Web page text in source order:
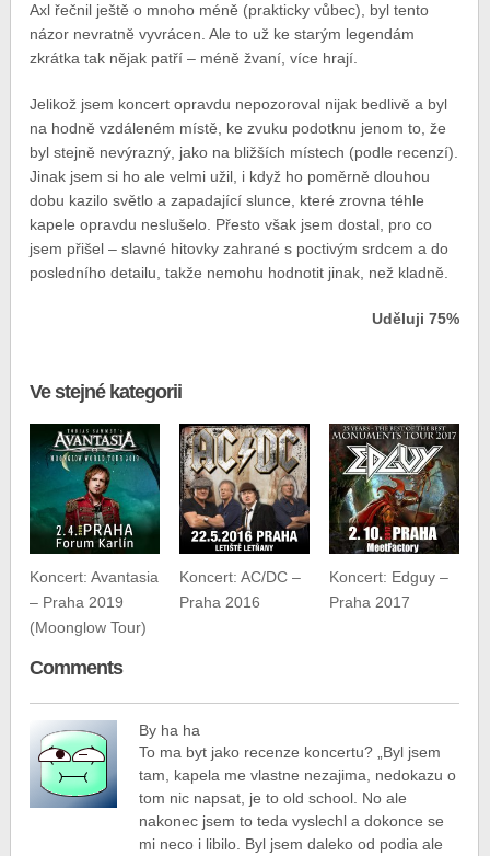
Axl řečnil ještě o mnoho méně (prakticky vůbec), byl tento
názor nevratně vyvrácen. Ale to už ke starým legendám
zkrátka tak nějak patří – méně žvaní, více hrají.
Jelikož jsem koncert opravdu nepozoroval nijak bedlivě a byl
na hodně vzdáleném místě, ke zvuku podotknu jenom to, že
byl stejně nevýrazný, jako na bližších místech (podle recenzí).
Jinak jsem si ho ale velmi užil, i když ho poměrně dlouhou
dobu kazilo světlo a zapadající slunce, které zrovna téhle
kapele opravdu neslušelo. Přesto však jsem dostal, pro co
jsem přišel – slavné hitovky zahrané s poctivým srdcem a do
posledního detailu, takže nemohu hodnotit jinak, než kladně.
Uděluji 75%
Ve stejné kategorii
Koncert: Avantasia
– Praha 2019
(Moonglow Tour)
Koncert: AC/DC –
Praha 2016
Koncert: Edguy –
Praha 2017
Comments
By ha ha
To ma byt jako recenze koncertu? „Byl jsem
tam, kapela me vlastne nezajima, nedokazu o
tom nic napsat, je to old school. No ale
nakonec jsem to teda vyslechl a dokonce se
mi neco i libilo. Byl jsem daleko od podia ale